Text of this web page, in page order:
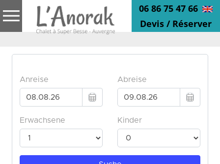
06 86 75 47 66
Devis / Réserver